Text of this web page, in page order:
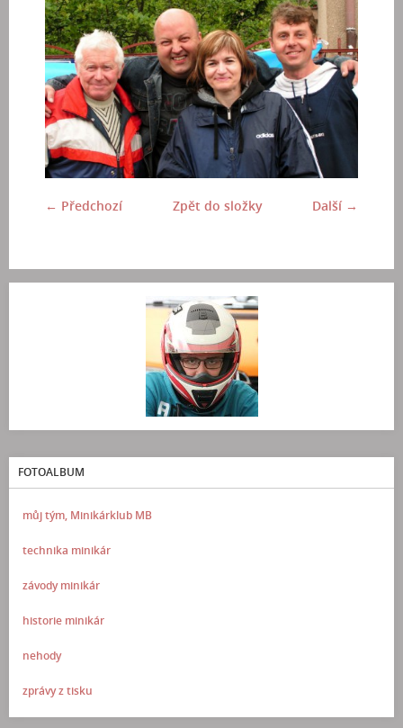
← Předchozí Další →
Zpět do složky
FOTOALBUM
můj tým, Minikárklub MB
technika minikár
závody minikár
historie minikár
nehody
zprávy z tisku